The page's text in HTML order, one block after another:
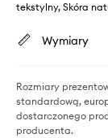
tekstylny, Skóra
Wymiary
Rozmiary
standardową,
dostarczonego
producenta.